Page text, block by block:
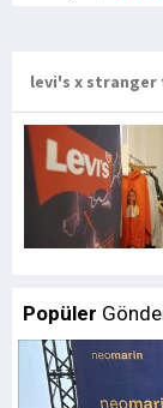
levi's x stranger
Popüler